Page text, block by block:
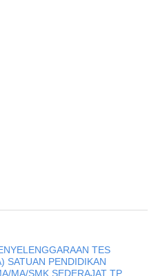
TES
SATUAN PENDIDIKAN
MA/SMK SEDERAJAT TP.